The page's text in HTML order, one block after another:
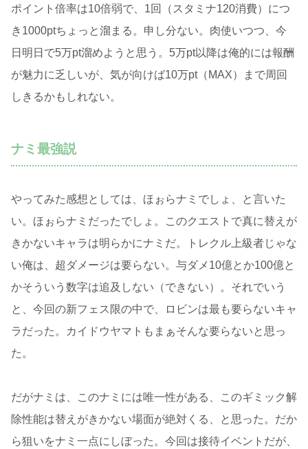
ポイント倍率は10倍弱で、1回（スタミナ120消費）につ
き1000ptちょっと溜まる。申し分ない。肉使いつつ、今
日明日で5万pt溜めようと思う。5万pt以降は俺的には報酬
が魅力に乏しいが、気が向けば10万pt（MAX）まで周回
しきるかもしれない。
ナミ最強説
やってみた感想としては、ほぉらナミでしょ、と言いた
い。ほぉらナミだったでしょ。このクエストで真に替えが
きかないキャラは明らかにナミだ。トレクル上級者じゃな
い俺は、超ダメージは要らない。与ダメ10億とか100億と
かそういう数字は追及しない（できない）。それでいう
と、今回の新フェス限の中で、ロビンは最も要らないキャ
ラだった。カイドウヤマトもまぁそんな要らないと思っ
た。
だがナミは、このナミには唯一性がある、このギミック解
除性能は替えがきかない場面が絶対くる、と思った。だか
ら狙いをナミ一点にしぼった。今回は接待イベントだが、